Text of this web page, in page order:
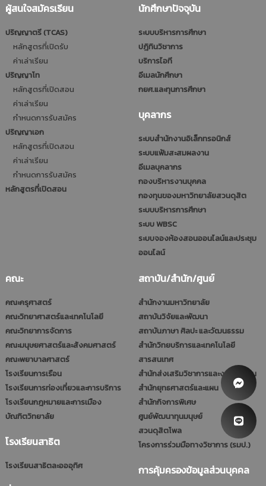
ผู้สนใจสมัครเรียน
ปริญญาตรี (TCAS)
หลักสูตรที่เปิดรับ
ค่าเล่าเรียน
ปริญญาโท
หลักสูตรที่เปิดสอน
ค่าเล่าเรียน
กำหนดการรับสมัคร
ปริญญาเอก
หลักสูตรที่เปิดสอน
ค่าเล่าเรียน
กำหนดการรับสมัคร
หลักสูตรที่เปิดสอน
นักศึกษาปัจจุบัน
ระบบบริหารการศึกษา
ปฎิทินวิชาการ
บริการไอที
อีเมลนักศึกษา
กยศ.และทุนการศึกษา
บุคลากร
ระบบสำนักงานอิเล็กทรอนิกส์
ระบบแฟ้มสะสมผลงาน
อีเมลบุคลากร
กองบริหารงานบุคคล
กองทุนของมหาวิทยาลัยสวนดุสิต
ระบบบริหารการศึกษา
ระบบ WBSC
ระบบจองห้องสอนออนไลน์และประชุม
ออนไลน์
คณะ
คณะครุศาสตร์
คณะวิทยาศาสตร์และเทคโนโลยี
คณะวิทยาการจัดการ
คณะมนุษยศาสตร์และสังคมศาสตร์
คณะพยาบาลศาสตร์
โรงเรียนการเรือน
โรงเรียนการท่องเที่ยวและการบริการ
โรงเรียนกฎหมายและการเมือง
บัณฑิตวิทยาลัย
โรงเรียนสาธิต
โรงเรียนสาธิตละอออุทิศ
สถาบัน/สำนัก/ศูนย์
สำนักงานมหาวิทยาลัย
สถาบันวิจัยและพัฒนา
สถาบันภาษา ศิลปะ และวัฒนธรรม
สำนักวิทยบริการและเทคโนโลยี
สารสนเทศ
สำนักส่งเสริมวิชาการและงานทะเบียน
สำนักยุทธศาสตร์และแผน
สำนักกิจการพิเศษ
ศูนย์พัฒนาทุนมนุษย์
สวนดุสิตโพล
โครงการร่วมมือทางวิชาการ (รมป.)
การคุ้มครองข้อมูลส่วนบุคคล